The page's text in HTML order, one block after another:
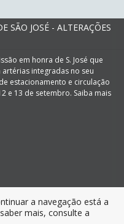
SÃO JOSÉ - ALTERAÇÕES
em honra de S. José que
integradas no seu
estacionamento e circulação
e 13 de setembro. Saiba mais
a navegação está a
mais, consulte a